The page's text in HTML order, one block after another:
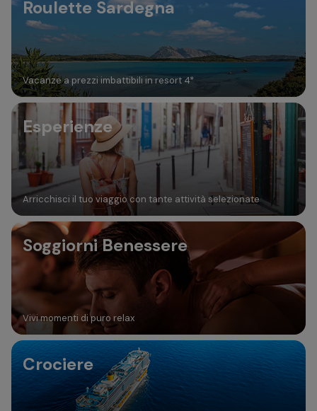
Roulette Sardegna
Vacanze a prezzi imbattibili in resort 4*
Esperienze
Arricchisci il tuo viaggio con tante attività selezionate
Soggiorni Benessere
Vivi momenti di puro relax
Crociere